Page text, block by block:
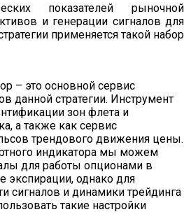
показателей рыночной
и генерации сигналов для
применяется такой набор
– это основной сервис
данной стратегии. Инструмент
зон флета и
а также как сервис
трендового движения цены.
индикатора мы можем
для работы опционами в
экспирации, однако для
сигналов и динамики трейдинга
такие настройки